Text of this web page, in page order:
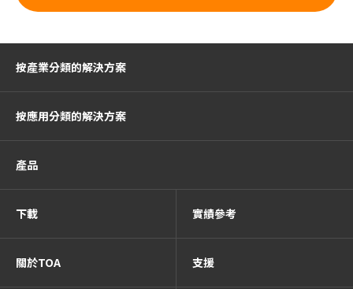
按產業分類的解決方案
按應用分類的解決方案
產品
下載 實績參考
關於TOA 支援